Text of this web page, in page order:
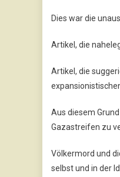
Dies war die
Artikel, die
Artikel, die
Aus diesem
Gazastreifen zu
Völkermord und
selbst und in der